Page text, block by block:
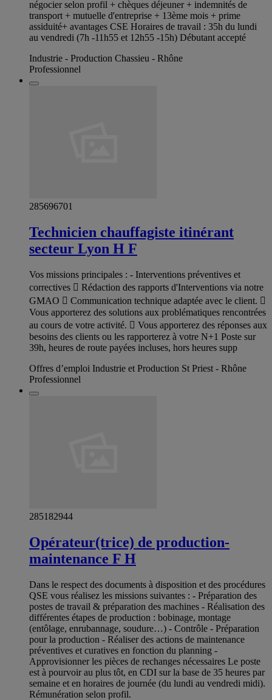
négocier selon profil + chèques déjeuner + indemnités de
transport + mutuelle d'entreprise + 13ème mois + prime
assiduité+ avantages CSE Horaires de travail : 35h du lundi
au vendredi (7h -11h55 et 12h55 -15h) Débutant accepté
Industrie - Production Chassieu - Rhône
Professionnel
285696701
Technicien chauffagiste itinérant
secteur Lyon H F
Vos missions principales : - Interventions préventives et
correctives  Rédaction des rapports d'Interventions via notre
GMAO  Communication technique adaptée avec le client. 
Vous apporterez des solutions aux problématiques rencontrées
au cours de votre activité.  Vous apporterez des réponses aux
besoins des clients ou les rapporterez à votre N+1 Poste sur
39h, heures de route payées incluses, hors heures supp
Offres d’emploi Industrie et Production St Priest - Rhône
Professionnel
285182944
Opérateur(trice) de production-
maintenance F H
Dans le respect des documents à disposition et des procédures
QSE vous réalisez les missions suivantes : - Préparation des
postes de travail & préparation des machines - Réalisation des
différentes étapes de production : bobinage, montage
(entôlage, enrubannage, soudure…) - Contrôle - Préparation
pour la production - Réaliser des actions de maintenance
préventives et curatives en fonction du planning -
Approvisionner les pièces de rechanges nécessaires Le poste
est à pourvoir au plus tôt, en CDI sur la base de 35 heures par
semaine et en horaires de journée (du lundi au vendredi midi).
Rémunération selon profil.